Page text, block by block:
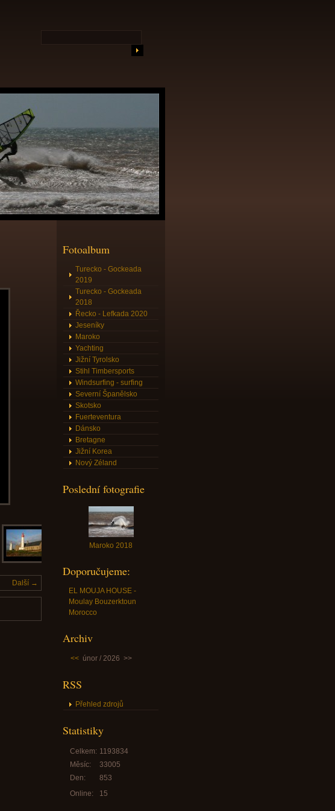
Další →
Fotoalbum
Turecko - Gockeada
2019
Turecko - Gockeada
2018
Řecko - Lefkada 2020
Jeseníky
Maroko
Yachting
Jižní Tyrolsko
Stihl Timbersports
Windsurfing - surfing
Severní Španělsko
Skotsko
Fuerteventura
Dánsko
Bretagne
Jižní Korea
Nový Zéland
Poslední fotografie
Maroko 2018
Doporučujeme:
EL MOUJA HOUSE -
Moulay Bouzerktoun
Morocco
Archiv
<< únor / 2026 >>
RSS
Přehled zdrojů
Statistiky
Online: 15
Celkem: 1193834
Měsíc:
33005
Den:
853